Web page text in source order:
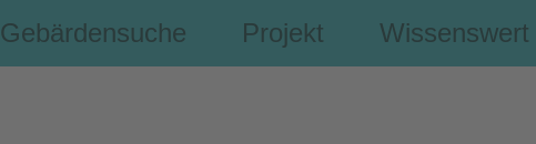
Gebärdensuche Projekt Wissenswert